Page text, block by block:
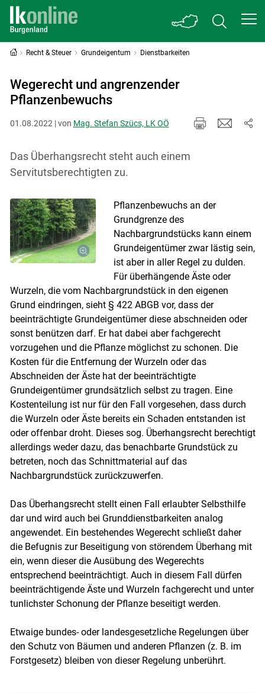
Skip to main content
Recht & Steuer Grundeigentum Dienstbarkeiten
Wegerecht und angrenzender
Pflanzenbewuchs
01.08.2022 | von Mag. Stefan Szücs, LK OÖ
Das Überhangsrecht steht auch einem
Servitutsberechtigten zu.
Pflanzenbewuchs an der
Grundgrenze des
Nachbargrundstücks kann einem
Grundeigentümer zwar lästig sein,
ist aber in aller Regel zu dulden.
Für überhängende Äste oder
Wurzeln, die vom Nachbargrundstück in den eigenen
Grund eindringen, sieht § 422 ABGB vor, dass der
beeinträchtigte Grundeigentümer diese abschneiden oder
sonst benützen darf. Er hat dabei aber fachgerecht
vorzugehen und die Pflanze möglichst zu schonen. Die
Kosten für die Entfernung der Wurzeln oder das
Abschneiden der Äste hat der beeinträchtigte
Grundeigentümer grundsätzlich selbst zu tragen. Eine
Kostenteilung ist nur für den Fall vorgesehen, dass durch
die Wurzeln oder Äste bereits ein Schaden entstanden ist
oder offenbar droht. Dieses sog. Überhangsrecht berechtigt
allerdings weder dazu, das benachbarte Grundstück zu
betreten, noch das Schnittmaterial auf das
Nachbargrundstück zurückzuwerfen.
Das Überhangsrecht stellt einen Fall erlaubter Selbsthilfe
dar und wird auch bei Grunddienstbarkeiten analog
angewendet. Ein bestehendes Wegerecht schließt daher
die Befugnis zur Beseitigung von störendem Überhang mit
ein, wenn dieser die Ausübung des Wegerechts
entsprechend beeinträchtigt. Auch in diesem Fall dürfen
beeinträchtigende Äste und Wurzeln fachgerecht und unter
tunlichster Schonung der Pflanze beseitigt werden.
Etwaige bundes- oder landesgesetzliche Regelungen über
den Schutz von Bäumen und anderen Pflanzen (z. B. im
Forstgesetz) bleiben von dieser Regelung unberührt.